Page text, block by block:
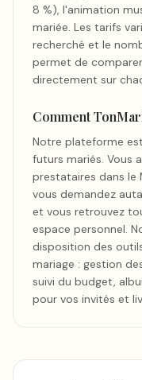
8 %), l'animation
mariée. Les tarifs
recherché et le
permet de
directement sur
Comment
Notre plateforme
futurs mariés. Vous
prestataires dans le
vous demandez
et vous retrouvez
espace personnel.
disposition des
mariage : gestion
suivi du budget,
pour vos invités et